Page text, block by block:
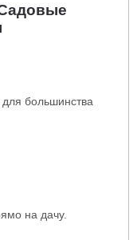
большинства
на дачу.